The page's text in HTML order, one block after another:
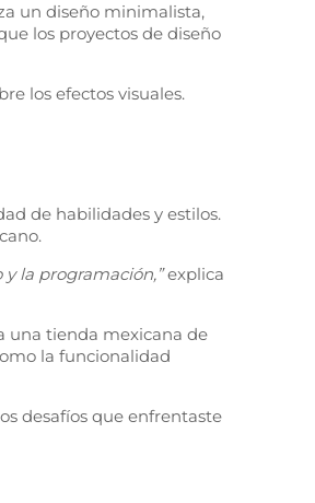
un diseño minimalista,
los proyectos de diseño
los efectos visuales.
de habilidades y estilos.
la programación,”explica
una tienda mexicana de
la funcionalidad
desafíos que enfrentaste